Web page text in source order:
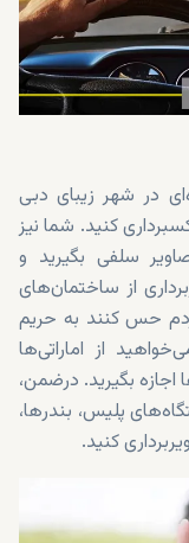
در شهر زیبای دبی
کنید. شما نیز
سلفی بگیرید و
از ساختمان‌های
حس کنند به حریم
از اماراتی‌ها
بگیرید. درضمن،
پلیس، بندرها،
کنید.